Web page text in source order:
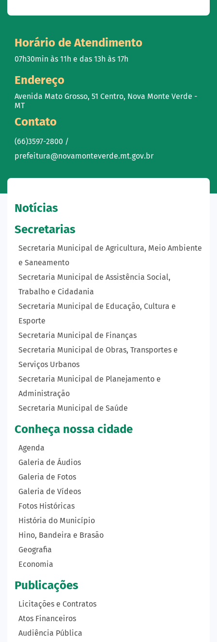
Horário de Atendimento
07h30min às 11h e das 13h às 17h
Endereço
Avenida Mato Grosso, 51 Centro, Nova Monte Verde -
MT
Contato
(66)3597-2800 /
prefeitura@novamonteverde.mt.gov.br
Notícias
Secretarias
Secretaria Municipal de Agricultura, Meio Ambiente
e Saneamento
Secretaria Municipal de Assistência Social,
Trabalho e Cidadania
Secretaria Municipal de Educação, Cultura e
Esporte
Secretaria Municipal de Finanças
Secretaria Municipal de Obras, Transportes e
Serviços Urbanos
Secretaria Municipal de Planejamento e
Administração
Secretaria Municipal de Saúde
Conheça nossa cidade
Agenda
Galeria de Áudios
Galeria de Fotos
Galeria de Vídeos
Fotos Históricas
História do Município
Hino, Bandeira e Brasão
Geografia
Economia
Publicações
Licitações e Contratos
Atos Financeiros
Audiência Pública